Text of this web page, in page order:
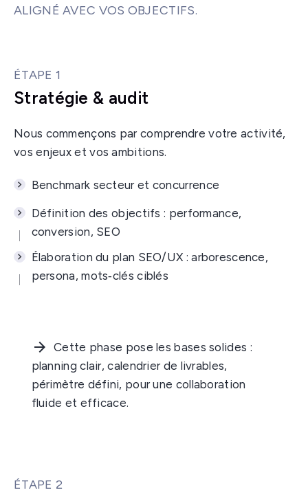
ALIGNÉ AVEC VOS OBJECTIFS.
ÉTAPE 1
Stratégie & audit
Nous commençons par comprendre votre activité,
vos enjeux et vos ambitions.
Benchmark secteur et concurrence
Définition des objectifs : performance,
conversion, SEO
Élaboration du plan SEO/UX : arborescence,
persona, mots‑clés ciblés
Cette phase pose les bases solides :
planning clair, calendrier de livrables,
périmètre défini, pour une collaboration
fluide et efficace.
ÉTAPE 2